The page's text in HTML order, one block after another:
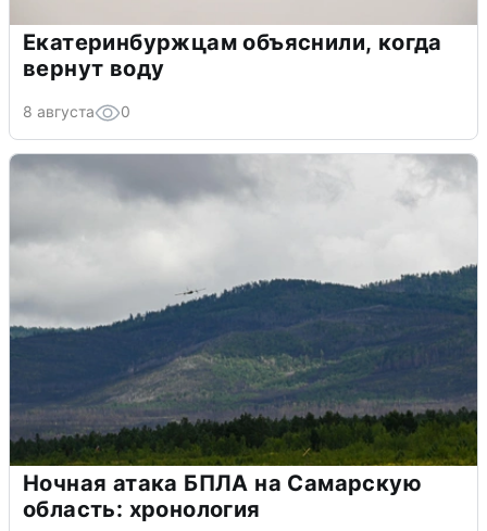
Екатеринбуржцам объяснили, когда
вернут воду
8 августа 0
Ночная атака БПЛА на Самарскую
область: хронология